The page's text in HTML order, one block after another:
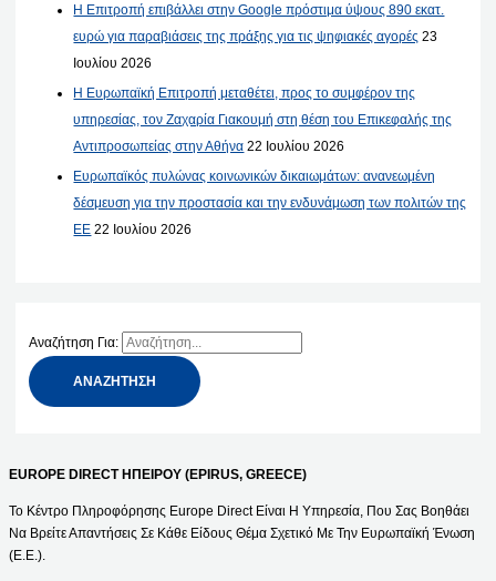
Η Επιτροπή επιβάλλει στην Google πρόστιμα ύψους 890 εκατ.
ευρώ για παραβιάσεις της πράξης για τις ψηφιακές αγορές 23
Ιουλίου 2026
Η Ευρωπαϊκή Επιτροπή μεταθέτει, προς το συμφέρον της
υπηρεσίας, τον Ζαχαρία Γιακουμή στη θέση του Επικεφαλής της
Αντιπροσωπείας στην Αθήνα 22 Ιουλίου 2026
Ευρωπαϊκός πυλώνας κοινωνικών δικαιωμάτων: ανανεωμένη
δέσμευση για την προστασία και την ενδυνάμωση των πολιτών της
ΕΕ 22 Ιουλίου 2026
Αναζήτηση Για:
EUROPE DIRECT ΗΠΕΙΡΟΥ (EPIRUS, GREECE)
Το Κέντρο Πληροφόρησης Europe Direct Είναι Η Υπηρεσία, Που Σας Βοηθάει
Να Βρείτε Απαντήσεις Σε Κάθε Είδους Θέμα Σχετικό Με Την Ευρωπαϊκή Ένωση
(Ε.Ε.).